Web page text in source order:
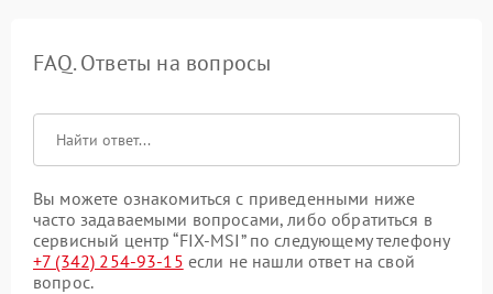
FAQ. Ответы на вопросы
Вы можете ознакомиться с приведенными ниже
часто задаваемыми вопросами, либо обратиться в
сервисный центр “FIX-MSI” по следующему телефону
+7 (342) 254-93-15 если не нашли ответ на свой
вопрос.